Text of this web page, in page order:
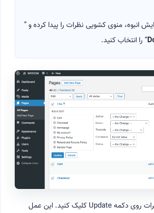
انبوه، منوی کشویی نظرات را پیدا کرده و ”
” را انتخاب کنید.
5. برای اعمال تغییرات روی دکمه Update کلیک کنید. این عمل